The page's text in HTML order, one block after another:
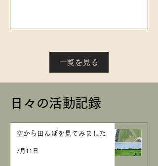
一覧を見る
​日々の活動記録
空から田んぼを見てみました
7月11日